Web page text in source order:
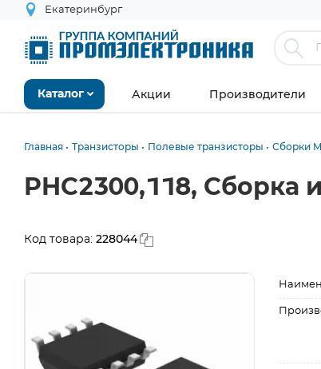
Екатеринбург
Каталог Акции Производители
Главная Транзисторы Полевые транзисторы Сборки
PHC2300,118, Сборка
Код товара: 228044